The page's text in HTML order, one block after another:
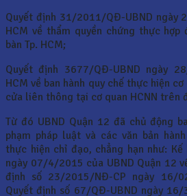
Quyết định 31/2011/QĐ-UBND ngày
HCM về thẩm quyền chứng thực
bàn Tp. HCM;
Quyết định 3677/QĐ-UBND ngày
HCM về ban hành quy chế thực hiện
cửa liên thông tại cơ quan HCNN trên
Từ đó UBND Quận 12 đã chủ động
phạm pháp luật và các văn bản
thực hiện chỉ đạo, chẳng hạn như: Kế
ngày 07/4/2015 của UBND Quận 12
định số 23/2015/NĐ-CP ngày 16/
Quyết định số 67/QĐ-UBND ngày